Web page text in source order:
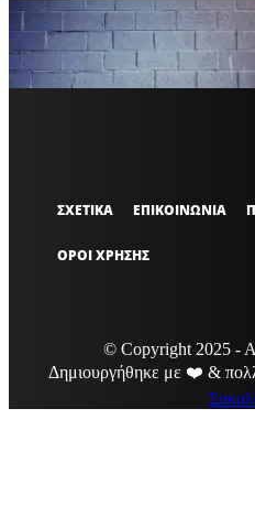
OFFICIAL
ΣΧΕΤΙΚΑ ΕΠΙΚΟΙΝΩΝΙΑ
ΟΡΟΙ ΧΡΗΣΗΣ
© Copyright 2025 -
Δημιουργήθηκε με ❤️ &